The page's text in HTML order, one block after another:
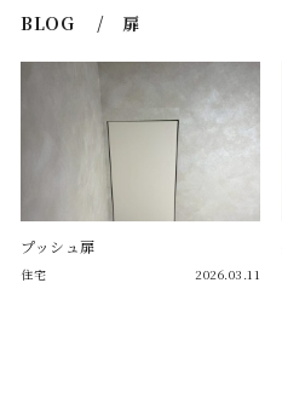
BLOG / 扉
プッシュ扉
住宅 2026.03.11